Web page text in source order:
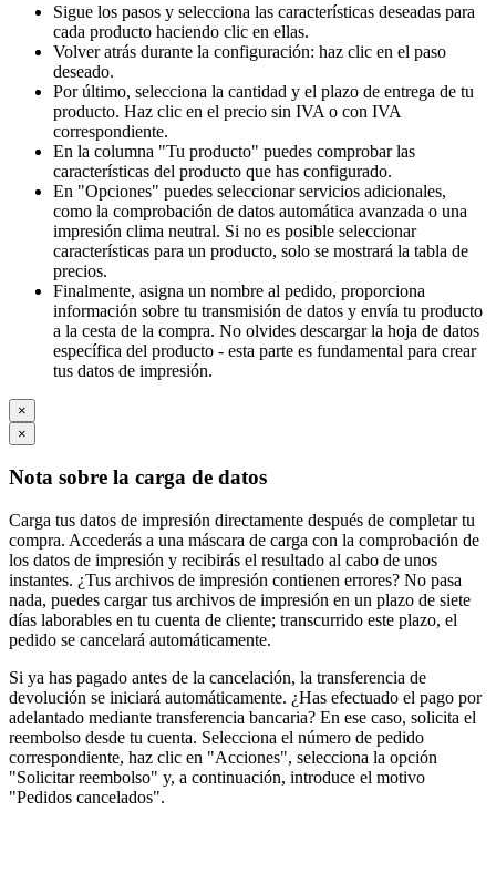
Sigue los pasos y selecciona las características deseadas para
cada producto haciendo clic en ellas.
Volver atrás durante la configuración: haz clic en el paso
deseado.
Por último, selecciona la cantidad y el plazo de entrega de tu
producto. Haz clic en el precio sin IVA o con IVA
correspondiente.
En la columna "Tu producto" puedes comprobar las
características del producto que has configurado.
En "Opciones" puedes seleccionar servicios adicionales,
como la comprobación de datos automática avanzada o una
impresión clima neutral. Si no es posible seleccionar
características para un producto, solo se mostrará la tabla de
precios.
Finalmente, asigna un nombre al pedido, proporciona
información sobre tu transmisión de datos y envía tu producto
a la cesta de la compra. No olvides descargar la hoja de datos
específica del producto - esta parte es fundamental para crear
tus datos de impresión.
×
×
Nota sobre la carga de datos
Carga tus datos de impresión directamente después de completar tu
compra. Accederás a una máscara de carga con la comprobación de
los datos de impresión y recibirás el resultado al cabo de unos
instantes. ¿Tus archivos de impresión contienen errores? No pasa
nada, puedes cargar tus archivos de impresión en un plazo de siete
días laborables en tu cuenta de cliente; transcurrido este plazo, el
pedido se cancelará automáticamente.
Si ya has pagado antes de la cancelación, la transferencia de
devolución se iniciará automáticamente. ¿Has efectuado el pago por
adelantado mediante transferencia bancaria? En ese caso, solicita el
reembolso desde tu cuenta. Selecciona el número de pedido
correspondiente, haz clic en "Acciones", selecciona la opción
"Solicitar reembolso" y, a continuación, introduce el motivo
"Pedidos cancelados".